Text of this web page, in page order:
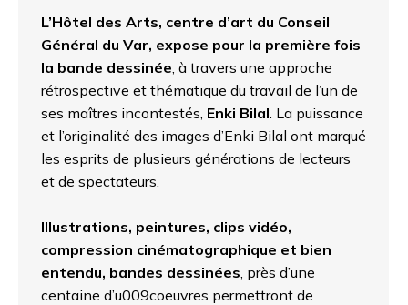
L’Hôtel des Arts, centre d’art du Conseil
Général du Var, expose pour la première fois
la bande dessinée , à travers une approche
rétrospective et thématique du travail de l’un de
ses maîtres incontestés, Enki Bilal . La puissance
et l’originalité des images d’Enki Bilal ont marqué
les esprits de plusieurs générations de lecteurs
et de spectateurs.
Illustrations, peintures, clips vidéo,
compression cinématographique et bien
entendu, bandes dessinées , près d’une
centaine d’u009coeuvres permettront de